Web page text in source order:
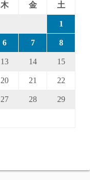
木 金 土
1
6 7 8
13 14 15
20 21 22
27 28 29